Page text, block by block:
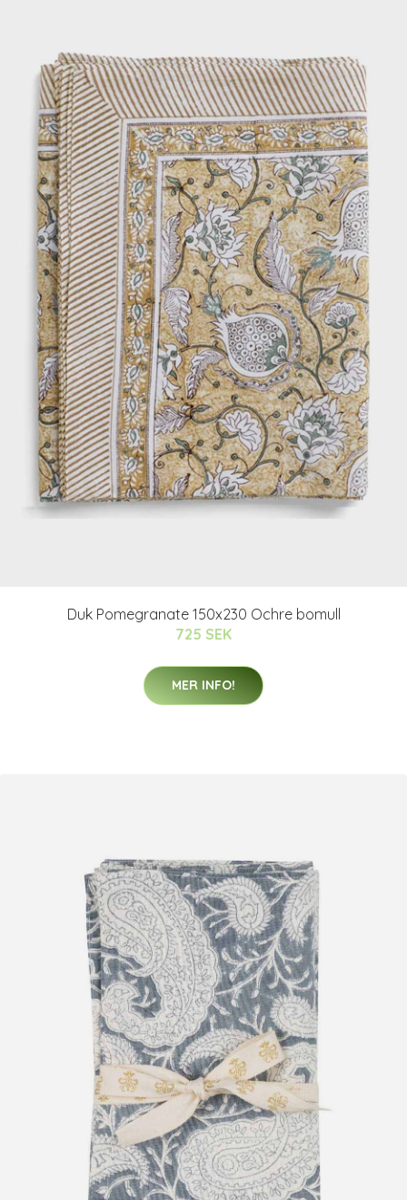
Duk Pomegranate 150x230 Ochre bomull
725 SEK
MER INFO!